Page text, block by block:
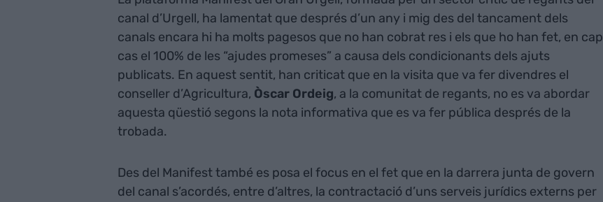
canal d’Urgell, ha lamentat que després d’un any i mig des del tancament dels
canals encara hi ha molts pagesos que no han cobrat res i els que ho han fet, en cap
cas el 100% de les “ajudes promeses” a causa dels condicionants dels ajuts
publicats. En aquest sentit, han criticat que en la visita que va fer divendres el
conseller d’Agricultura, Òscar Ordeig, a la comunitat de regants, no es va abordar
aquesta qüestió segons la nota informativa que es va fer pública després de la
trobada.
Des del Manifest també es posa el focus en el fet que en la darrera junta de govern
del canal s’acordés, entre d’altres, la contractació d’uns serveis jurídics externs per